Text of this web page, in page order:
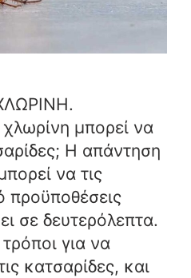
μπορεί να
Η απάντηση
να τις
προϋποθέσεις
σε δευτερόλεπτα.
για να
κατσαρίδες, και